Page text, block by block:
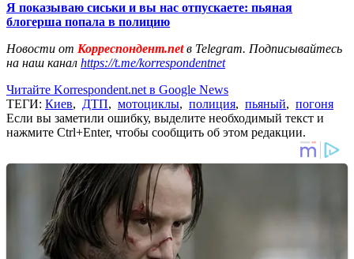
Я показываю сиськи и вы нас отпускаете: пьяная
блогерша попала в полицию
Новости от Корреспондент.netв Telegram. Подписывайтесь
на наш канал https://t.me/korrespondentnet
Читайте Korrespondent.net в Google News
ТЕГИ: Киев, ДТП, мотоциклы, полиция, пьяный, погоня
Если вы заметили ошибку, выделите необходимый текст и
нажмите Ctrl+Enter, чтобы сообщить об этом редакции.